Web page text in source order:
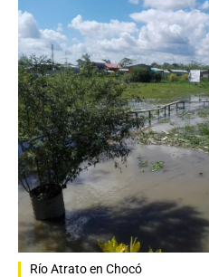
Río Atrato en Chocó